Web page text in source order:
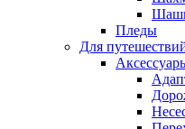
Пледы
Для